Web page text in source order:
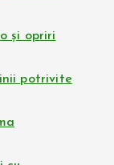
și opriri
potrivite